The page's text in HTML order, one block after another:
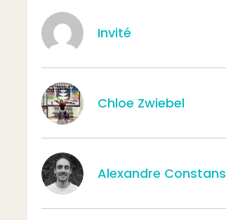
Invité
Chloe Zwiebel
Alexandre Constans